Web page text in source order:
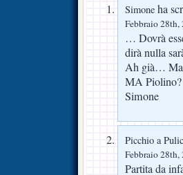
Simone ha
Febbraio
… Dovrà
dirà nulla
Ah già… Ma
MA
Simone
Picchio a
Febbraio 28th,
Partita da